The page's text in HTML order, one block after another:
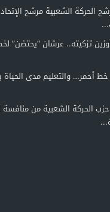
الحركة الشعبية مرشح
تزكيته.. عرشان “يحتضن”
خط أحمر… والتعليم مدى الحياة
الحركة الشعبية من منافسة